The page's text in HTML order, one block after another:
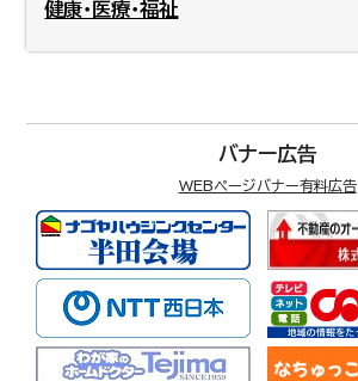
健康・医療・福祉
バナー広告
WEBページバナー有料広告